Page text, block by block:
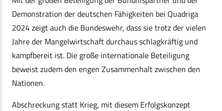
Demonstration der deutschen Fähigkeiten bei Quadriga
2024 zeigt auch die Bundeswehr, dass sie trotz der vielen
Jahre der Mangelwirtschaft durchaus schlagkräftig und
kampfbereit ist. Die große internationale Beteiligung
beweist zudem den engen Zusammenhalt zwischen den
Nationen.
Abschreckung statt Krieg, mit diesem Erfolgskonzept